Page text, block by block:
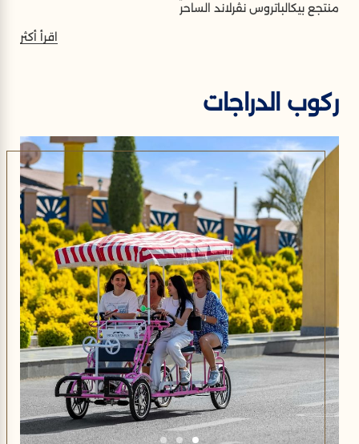
منتجع بيكالباتروس نڤرلاند الساحر
اقرأ أكثر
ركوب الدراجات